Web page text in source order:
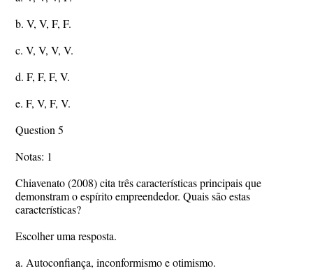
b. V, V, F, F.
c. V, V, V, V.
d. F, F, F, V.
e. F, V, F, V.
Question 5
Notas: 1
Chiavenato (2008) cita três características principais que
demonstram o espírito empreendedor. Quais são estas
características?
Escolher uma resposta.
a. Autoconfiança, inconformismo e otimismo.